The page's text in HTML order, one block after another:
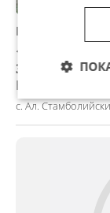
Продава КЪЩА,
18 000 €
35 204,94 лв
Не се
с. Ал.